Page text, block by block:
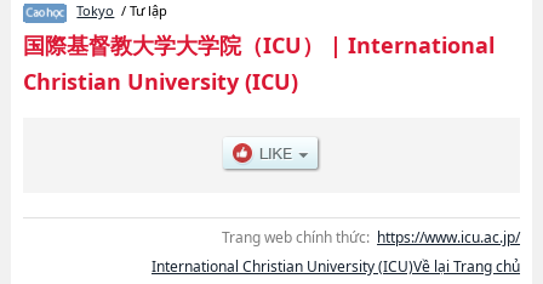
(ICU), và thông tin cần thiết dành cho du học sinh, như là về các Graduate
School of Arts and Sciences, thông tin về từng khoa nghiên cứu, thông tin
liên quan đến thi tuyển như số lượng tuyển sinh, số lượng trúng tuyển, cở
sở trang thiết bị, hướng dẫn địa điểm v.v...
Tokyo / Tư lập
国際基督教大学大学院（ICU） | International
Christian University (ICU)
Trang web chính thức: https://www.icu.ac.jp/
International Christian University (ICU)Về lại Trang chủ